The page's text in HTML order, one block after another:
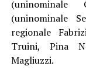
(uninominale
(uninominale
regionale
Truini, Pina
Magliuzzi.